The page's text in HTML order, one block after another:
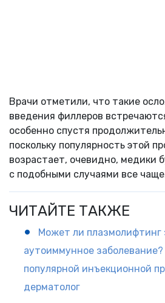
Врачи отметили, что такие
введения филлеров
особенно спустя
поскольку популярность этой
возрастает, очевидно, медики
с подобными случаями все
ЧИТАЙТЕ ТАКЖЕ
Может ли плазмолифтинг
аутоиммунное заболевание?
популярной инъекционной
дерматолог